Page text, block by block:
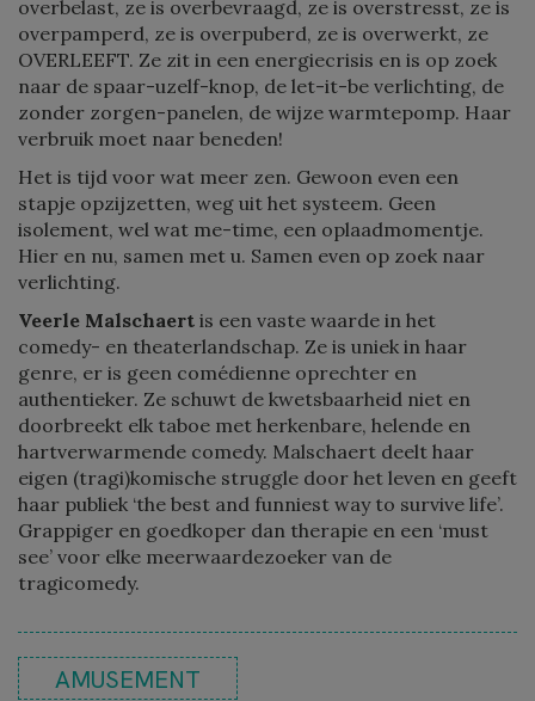
overbelast, ze is overbevraagd, ze is overstresst, ze is
overpamperd, ze is overpuberd, ze is overwerkt, ze
OVERLEEFT. Ze zit in een energiecrisis en is op zoek
naar de spaar-uzelf-knop, de let-it-be verlichting, de
zonder zorgen-panelen, de wijze warmtepomp. Haar
verbruik moet naar beneden!
Het is tijd voor wat meer zen. Gewoon even een
stapje opzijzetten, weg uit het systeem. Geen
isolement, wel wat me-time, een oplaadmomentje.
Hier en nu, samen met u. Samen even op zoek naar
verlichting.
Veerle Malschaert is een vaste waarde in het
comedy- en theaterlandschap. Ze is uniek in haar
genre, er is geen comédienne oprechter en
authentieker. Ze schuwt de kwetsbaarheid niet en
doorbreekt elk taboe met herkenbare, helende en
hartverwarmende comedy. Malschaert deelt haar
eigen (tragi)komische struggle door het leven en geeft
haar publiek ‘the best and funniest way to survive life’.
Grappiger en goedkoper dan therapie en een ‘must
see’ voor elke meerwaardezoeker van de
tragicomedy.
AMUSEMENT